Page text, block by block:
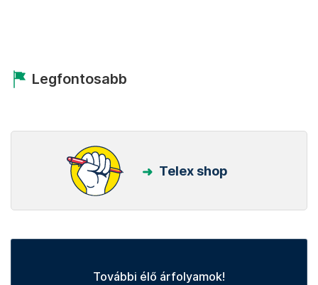
Legfontosabb
Telex shop
További élő árfolyamok!